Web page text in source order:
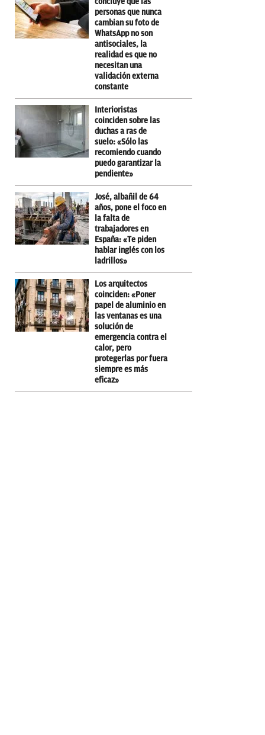
personas que nunca
cambian su foto de
WhatsApp no son
antisociales, la
realidad es que no
necesitan una
validación externa
constante
Interioristas
coinciden sobre las
duchas a ras de
suelo: «Sólo las
recomiendo cuando
puedo garantizar la
pendiente»
José, albañil de 64
años, pone el foco en
la falta de
trabajadores en
España: «Te piden
hablar inglés con los
ladrillos»
Los arquitectos
coinciden: «Poner
papel de aluminio en
las ventanas es una
solución de
emergencia contra el
calor, pero
protegerlas por fuera
siempre es más
eficaz»